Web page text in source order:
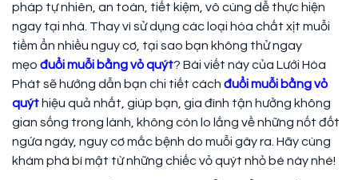
pháp tự nhiên, an toàn, tiết kiệm, vô cùng dễ thực hiện
ngay tại nhà. Thay vì sử dụng các loại hóa chất xịt muỗi
tiềm ẩn nhiều nguy cơ, tại sao bạn không thử ngay
mẹo đuổi muỗi bằng vỏ quýt? Bài viết này của Lưới Hòa
Phát sẽ hướng dẫn bạn chi tiết cách đuổi muỗi bằng vỏ
quýt hiệu quả nhất, giúp bạn, gia đình tận hưởng không
gian sống trong lành, không còn lo lắng về những nốt đốt
ngứa ngáy, nguy cơ mắc bệnh do muỗi gây ra. Hãy cùng
khám phá bí mật từ những chiếc vỏ quýt nhỏ bé này nhé!